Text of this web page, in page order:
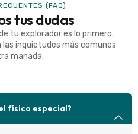
(FAQ)
tus dudas
tu explorador es lo primero.
inquietudes más comunes
manada.
físico especial?